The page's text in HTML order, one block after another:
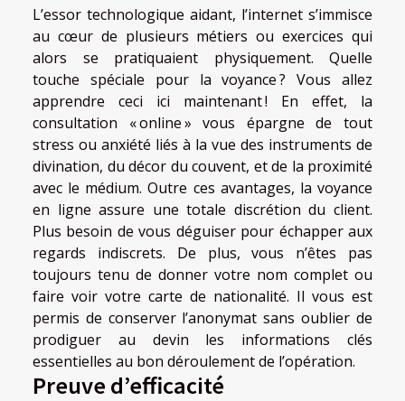
L’essor technologique aidant, l’internet s’immisce
au cœur de plusieurs métiers ou exercices qui
alors se pratiquaient physiquement. Quelle
touche spéciale pour la voyance ? Vous allez
apprendre ceci ici maintenant! En effet, la
consultation « online » vous épargne de tout
stress ou anxiété liés à la vue des instruments de
divination, du décor du couvent, et de la proximité
avec le médium. Outre ces avantages, la voyance
en ligne assure une totale discrétion du client.
Plus besoin de vous déguiser pour échapper aux
regards indiscrets. De plus, vous n’êtes pas
toujours tenu de donner votre nom complet ou
faire voir votre carte de nationalité. Il vous est
permis de conserver l’anonymat sans oublier de
prodiguer au devin les informations clés
essentielles au bon déroulement de l’opération.
Preuve d’efficacité